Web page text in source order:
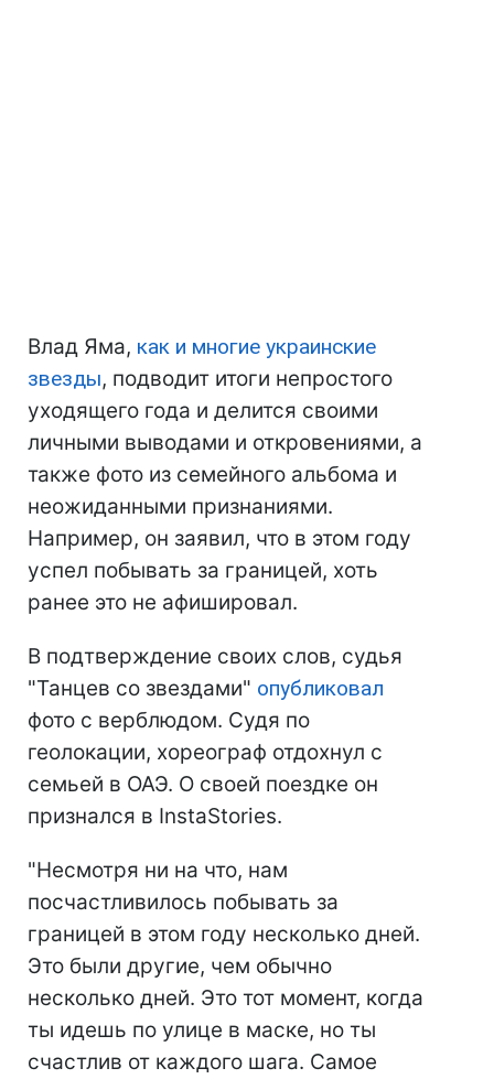
Влад Яма, как и многие украинские
звезды, подводит итоги непростого
уходящего года и делится своими
личными выводами и откровениями, а
также фото из семейного альбома и
неожиданными признаниями.
Например, он заявил, что в этом году
успел побывать за границей, хоть
ранее это не афишировал.
В подтверждение своих слов, судья
"Танцев со звездами" опубликовал
фото с верблюдом. Судя по
геолокации, хореограф отдохнул с
семьей в ОАЭ. О своей поездке он
признался в InstaStories.
"Несмотря ни на что, нам
посчастливилось побывать за
границей в этом году несколько дней.
Это были другие, чем обычно
несколько дней. Это тот момент, когда
ты идешь по улице в маске, но ты
счастлив от каждого шага. Самое